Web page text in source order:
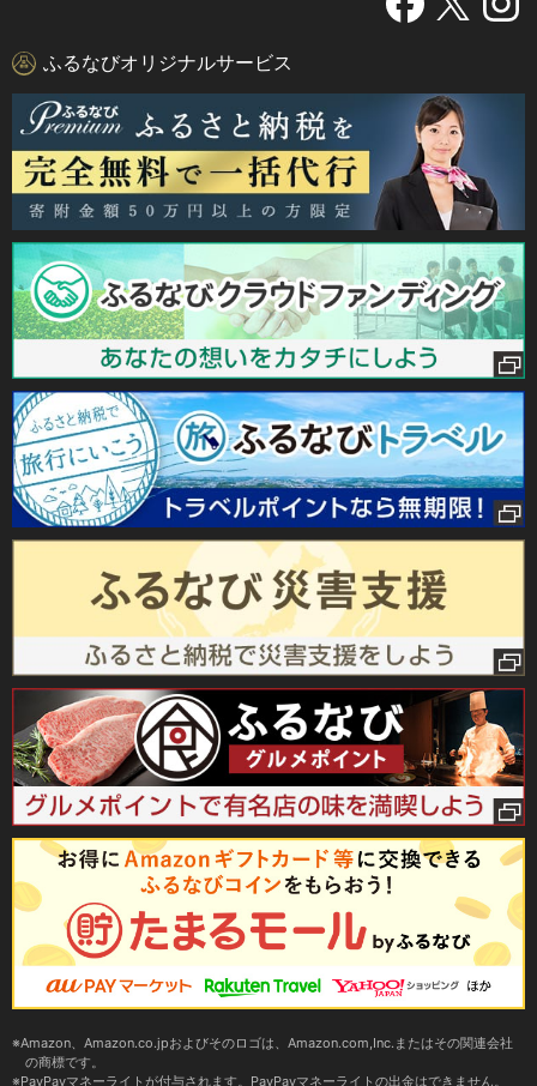
ふるなびオリジナルサービス
Amazon、Amazon.co.jpおよびそのロゴは、Amazon.com,Inc.またはその関連会社
の商標です。
PayPayマネーライトが付与されます。PayPayマネーライトの出金はできません。